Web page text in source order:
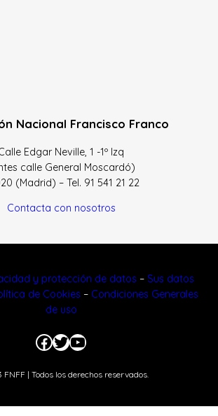
Nacional Francisco Franco
Edgar Neville, 1 -1º Izq
calle General Moscardó)
(Madrid) – Tel. 91 541 21 22
Contacta con nosotros
y protección de datos – Sus datos
de Cookies – Condiciones Generales
de uso
Facebook
Twitter
YouTube
| Todos los derechos reservados.